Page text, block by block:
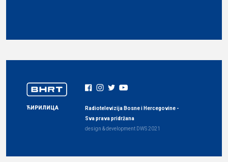
ЋИРИЛИЦА
Radiotelevizija Bosne i Hercegovine -
Sva prava pridržana
design & development DWS2021